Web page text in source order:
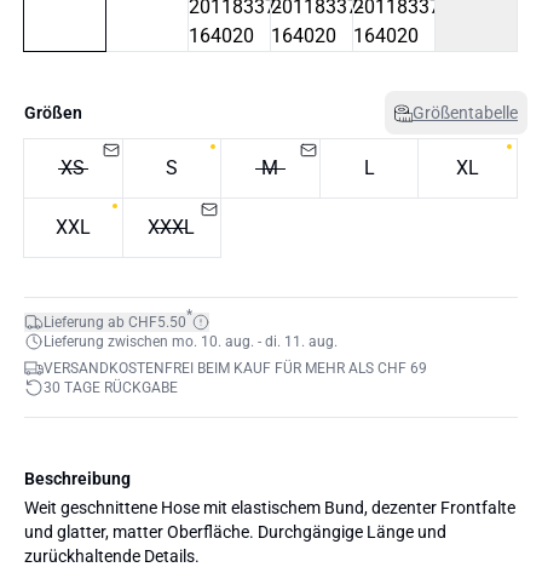
Größen Größentabelle
XS S M L XL
XXL XXXL
Lieferung ab CHF5.50*
Lieferung zwischen mo. 10. aug. - di. 11. aug.
VERSANDKOSTENFREI BEIM KAUF FÜR MEHR ALS CHF 69
30 TAGE RÜCKGABE
Beschreibung
Weit geschnittene Hose mit elastischem Bund, dezenter Frontfalte
und glatter, matter Oberfläche. Durchgängige Länge und
zurückhaltende Details.